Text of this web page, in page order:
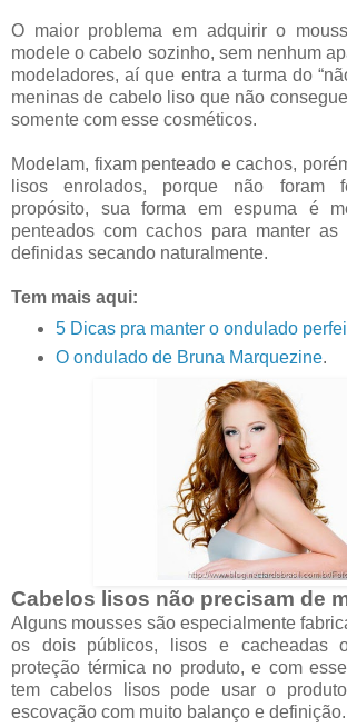
O maior problema em adquirir o
modele o cabelo sozinho, sem nenhum
modeladores, aí que entra a turma do
meninas de cabelo liso que não
somente com esse cosméticos.
Modelam, fixam penteado e cachos,
lisos enrolados, porque não foram
propósito, sua forma em espuma é
penteados com cachos para manter
definidas secando naturalmente.
Tem mais aqui:
5 Dicas pra manter o ondulado
O ondulado de Bruna Marquezine.
Cabelos lisos não precisam de
Alguns mousses são especialmente
os dois públicos, lisos e cacheadas
proteção térmica no produto, e com
tem cabelos lisos pode usar o
escovação com muito balanço e definição.